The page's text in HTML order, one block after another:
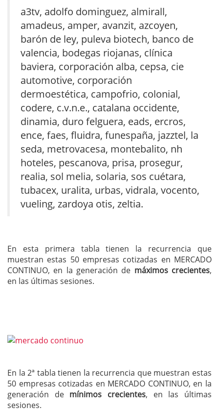
a3tv, adolfo dominguez, almirall,
amadeus, amper, avanzit, azcoyen,
barón de ley, puleva biotech, banco de
valencia, bodegas riojanas, clínica
baviera, corporación alba, cepsa, cie
automotive, corporación
dermoestética, campofrio, colonial,
codere, c.v.n.e., catalana occidente,
dinamia, duro felguera, eads, ercros,
ence, faes, fluidra, funespaña, jazztel, la
seda, metrovacesa, montebalito, nh
hoteles, pescanova, prisa, prosegur,
realia, sol melia, solaria, sos cuétara,
tubacex, uralita, urbas, vidrala, vocento,
vueling, zardoya otis, zeltia.
En esta primera tabla tienen la recurrencia que
muestran estas 50 empresas cotizadas en MERCADO
CONTINUO, en la generación de máximos crecientes,
en las últimas sesiones.
En la 2ª tabla tienen la recurrencia que muestran estas
50 empresas cotizadas en MERCADO CONTINUO, en la
generación de mínimos crecientes, en las últimas
sesiones.